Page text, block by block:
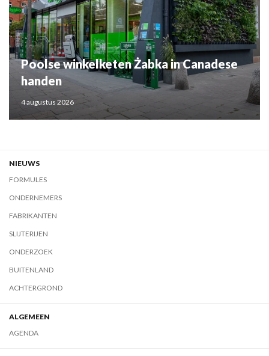
Poolse winkelketen Żabka in Canadese
handen
4 augustus 2026
NIEUWS
FORMULES
ONDERNEMERS
FABRIKANTEN
SLIJTERIJEN
ONDERZOEK
BUITENLAND
ACHTERGROND
ALGEMEEN
AGENDA